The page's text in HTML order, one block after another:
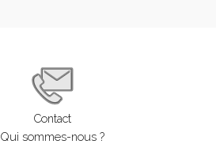
Contact
Qui sommes-nous ?